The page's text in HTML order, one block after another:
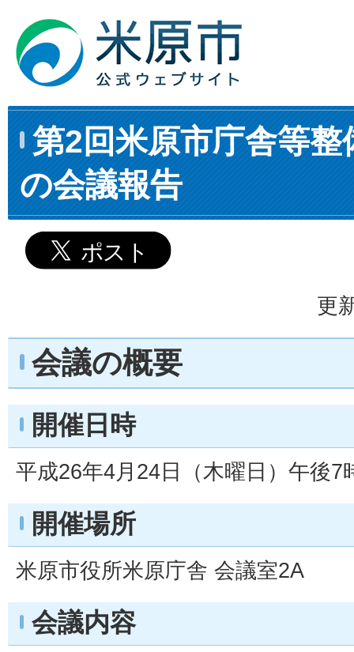
第2回米原市庁舎等整
の会議報告
更
会議の概要
開催日時
平成26年4月24日（木曜日）午後7
開催場所
米原市役所米原庁舎 会議室2A
会議内容